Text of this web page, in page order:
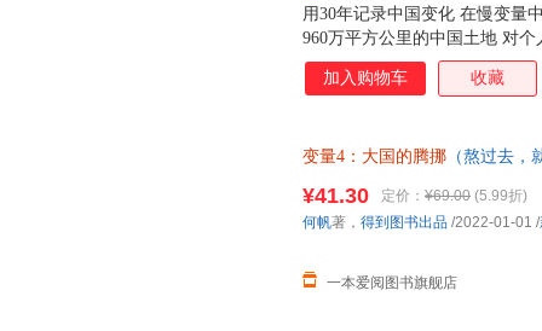
用30年记录中国变化 在慢变量
960万平方公里的中国土地 对
等问题 给出让你意想不到的新
加入购物车 收藏
变量4：大国的腾挪 （熬过去
¥41.30 定价： ¥69.00 (5.99折)
一本爱阅图书旗舰店
何帆著， 得到图书出品 /2022-01-01 /